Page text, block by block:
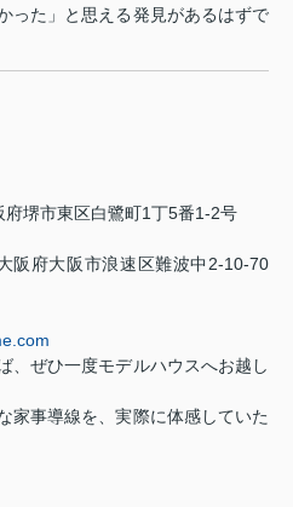
った」と思える発見があるはずで
堺市東区白鷺町1丁5番1-2号
阪府大阪市浪速区難波中2-10-70
、ぜひ一度モデルハウスへお越し
家事導線を、実際に体感していた